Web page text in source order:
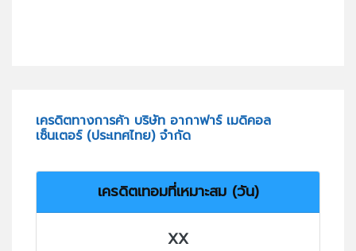
เครดิตทางการค้า บริษัท อากาฟาร์ เมดิคอล
เซ็นเตอร์ (ประเทศไทย) จำกัด
เครดิตเทอมที่เหมาะสม (วัน)
XX